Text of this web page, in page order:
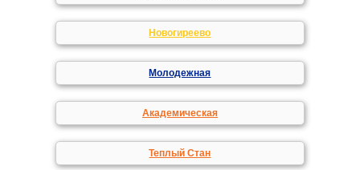
Новогиреево
Молодежная
Академическая
Теплый Стан